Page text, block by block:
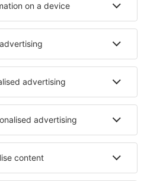
Ubytování in Hejls
Ubytování in Bonyhad
Ubytování San Ignacio